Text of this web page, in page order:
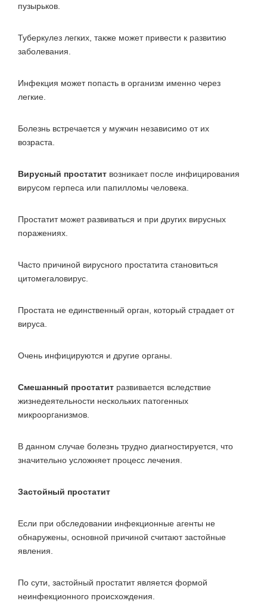
пузырьков.
Туберкулез легких, также может привести к развитию
заболевания.
Инфекция может попасть в организм именно через
легкие.
Болезнь встречается у мужчин независимо от их
возраста.
Вирусный простатит возникает после инфицирования
вирусом герпеса или папилломы человека.
Простатит может развиваться и при других вирусных
поражениях.
Часто причиной вирусного простатита становиться
цитомегаловирус.
Простата не единственный орган, который страдает от
вируса.
Очень инфицируются и другие органы.
Смешанный простатит развивается вследствие
жизнедеятельности нескольких патогенных
микроорганизмов.
В данном случае болезнь трудно диагностируется, что
значительно усложняет процесс лечения.
Застойный простатит
Если при обследовании инфекционные агенты не
обнаружены, основной причиной считают застойные
явления.
По сути, застойный простатит является формой
неинфекционного происхождения.